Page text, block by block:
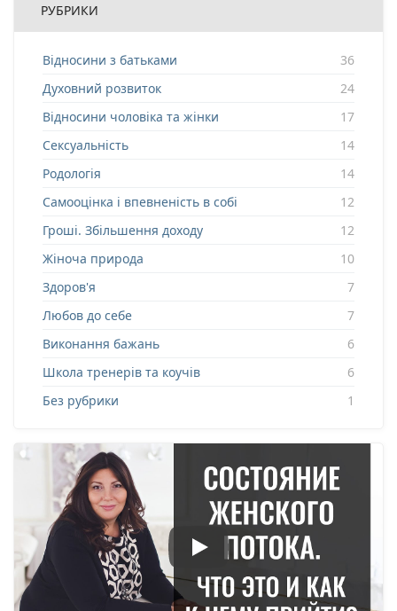
РУБРИКИ
Відносини з батьками
36
Духовний розвиток
24
Відносини чоловіка та жінки
17
Сексуальність
14
Родологія
14
Самооцінка і впевненість в собі
12
Гроші. Збільшення доходу
12
Жіноча природа
10
Здоров'я
7
Любов до себе
7
Виконання бажань
6
Школа тренерів та коучів
6
Без рубрики
1